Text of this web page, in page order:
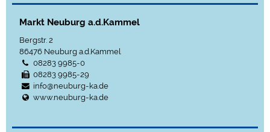
Markt Neuburg a.d.Kammel
Bergstr. 2
86476 Neuburg a.d.Kammel
08283 9985-0
08283 9985-29
info@neuburg-ka.de
www.neuburg-ka.de